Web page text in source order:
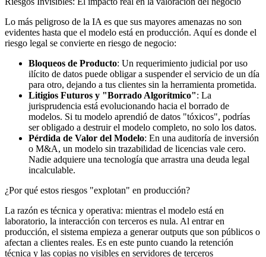
Lo más peligroso de la IA es que sus mayores amenazas no son
evidentes hasta que el modelo está en producción. Aquí es donde el
riesgo legal se convierte en riesgo de negocio:
Bloqueos de Producto: Un requerimiento judicial por uso
ilícito de datos puede obligar a suspender el servicio de un día
para otro, dejando a tus clientes sin la herramienta prometida.
Litigios Futuros y "Borrado Algorítmico": La
jurisprudencia está evolucionando hacia el borrado de
modelos. Si tu modelo aprendió de datos "tóxicos", podrías
ser obligado a destruir el modelo completo, no solo los datos.
Pérdida de Valor del Modelo: En una auditoría de inversión
o M&A, un modelo sin trazabilidad de licencias vale cero.
Nadie adquiere una tecnología que arrastra una deuda legal
incalculable.
¿Por qué estos riesgos "explotan" en producción?
La razón es técnica y operativa: mientras el modelo está en
laboratorio, la interacción con terceros es nula. Al entrar en
producción, el sistema empieza a generar outputs que son públicos o
afectan a clientes reales. Es en este punto cuando la retención
técnica y las copias no visibles en servidores de terceros